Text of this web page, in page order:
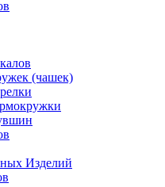
(чашек)
Изделий